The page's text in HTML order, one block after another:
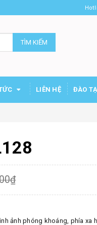
TÌM KIẾM
LIÊN HỆ ĐÀO
ảnh phóng khoáng, phía